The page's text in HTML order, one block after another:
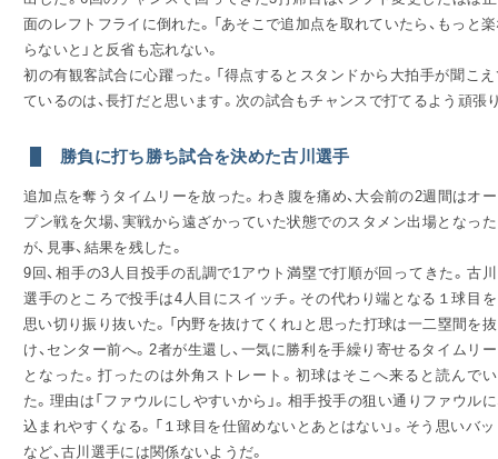
面のレフトフライに倒れた。「あそこで追加点を取れていたら、もっと
らないと」と反省も忘れない。
初の有観客試合に心躍った。「得点するとスタンドから大拍手が聞こ
ているのは、長打だと思います。次の試合もチャンスで打てるよう頑張
勝負に打ち勝ち試合を決めた古川選手
追加点を奪うタイムリーを放った。わき腹を痛め、大会前の2週間はオー
プン戦を欠場、実戦から遠ざかっていた状態でのスタメン出場となった
が、見事、結果を残した。
9回、相手の3人目投手の乱調で1アウト満塁で打順が回ってきた。古川
選手のところで投手は4人目にスイッチ。その代わり端となる１球目を
思い切り振り抜いた。「内野を抜けてくれ」と思った打球は一二塁間を抜
け、センター前へ。2者が生還し、一気に勝利を手繰り寄せるタイムリー
となった。打ったのは外角ストレート。初球はそこへ来ると読んでい
た。理由は「ファウルにしやすいから」。相手投手の狙い通りファウル
込まれやすくなる。「１球目を仕留めないとあとはない」。そう思いバ
など、古川選手には関係ないようだ。